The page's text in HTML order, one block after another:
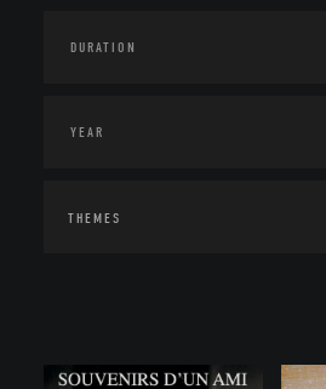
THEMES